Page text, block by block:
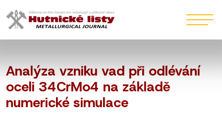
Analýza vzniku vad při odlévání
oceli 34CrMo4 na základě
numerické simulace